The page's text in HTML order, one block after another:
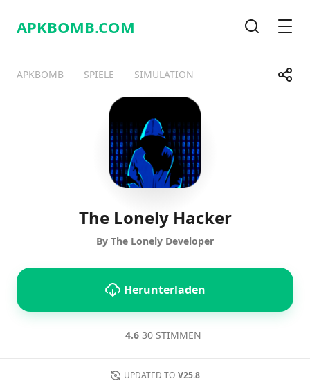
APKBOMB.COM
APKBOMB SPIELE SIMULATION Share
TelegramFacebook
The Lonely Hacker
By The Lonely Developer
Herunterladen
4.6 30 STIMMEN
UPDATED TO V25.8